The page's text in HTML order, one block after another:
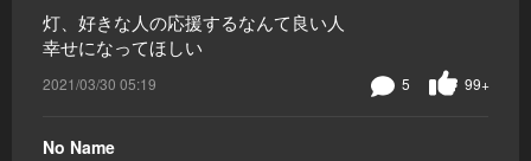
灯、好きな人の応援するなんて良い人
幸せになってほしい
2021/03/30 05:19 99+
5
No Name